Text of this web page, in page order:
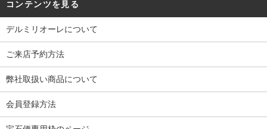
コンテンツを見る
デルミリオーレについて
ご来店予約方法
弊社取扱い商品について
会員登録方法